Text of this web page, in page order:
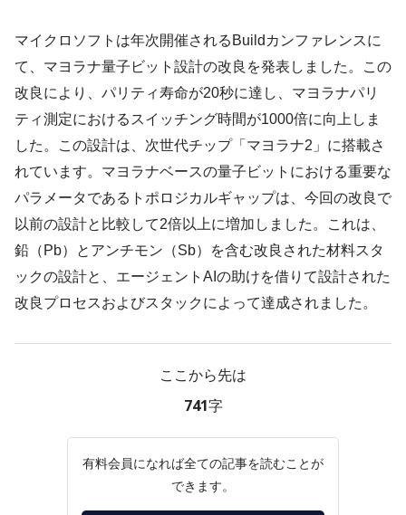
マイクロソフトは年次開催されるBuildカンファレンスに
て、マヨラナ量子ビット設計の改良を発表しました。この
改良により、パリティ寿命が20秒に達し、マヨラナパリ
ティ測定におけるスイッチング時間が1000倍に向上しま
した。この設計は、次世代チップ「マヨラナ2」に搭載さ
れています。マヨラナベースの量子ビットにおける重要な
パラメータであるトポロジカルギャップは、今回の改良で
以前の設計と比較して2倍以上に増加しました。これは、
鉛（Pb）とアンチモン（Sb）を含む改良された材料スタ
ックの設計と、エージェントAIの助けを借りて設計された
改良プロセスおよびスタックによって達成されました。
ここから先は
741字
有料会員になれば全ての記事を読むことが
できます。